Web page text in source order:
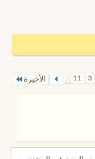
3
11
... الأخيرة